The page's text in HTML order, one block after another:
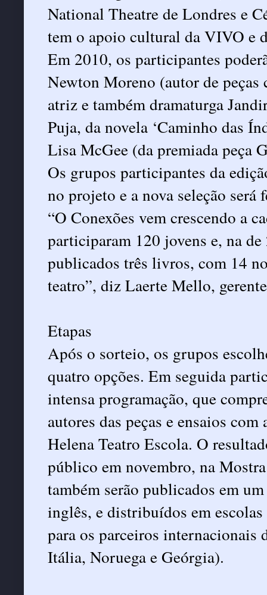
National Theatre de Londres e
tem o apoio cultural da VIVO e
Em 2010, os participantes
Newton Moreno (autor de peças
atriz e também dramaturga
Puja, da novela ‘Caminho das
Lisa McGee (da premiada peça
Os grupos participantes da
no projeto e a nova seleção
“O Conexões vem crescendo a
participaram 120 jovens e, na
publicados três livros, com 14
teatro”, diz Laerte Mello,
Etapas
Após o sorteio, os grupos
quatro opções. Em seguida
intensa programação, que
autores das peças e ensaios
Helena Teatro Escola. O
público em novembro, na
também serão publicados em
inglês, e distribuídos em
para os parceiros
Itália, Noruega e Geórgia).